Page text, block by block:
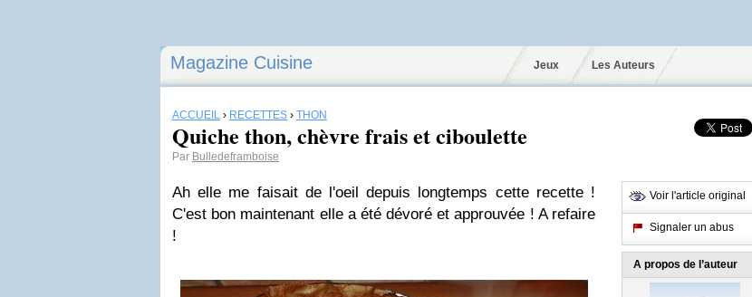
Magazine Cuisine Jeux Les Auteurs
ACCUEIL › RECETTES › THON
Quiche thon, chèvre frais et ciboulette
Par Bulledeframboise
Ah elle me faisait de l'oeil depuis longtemps cette recette !
C'est bon maintenant elle a été dévoré et approuvée ! A refaire
!
Voir l'article original
Signaler un abus
A propos de l’auteur